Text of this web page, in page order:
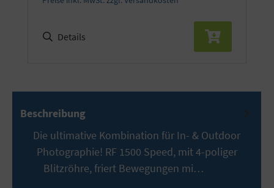
Details
Beschreibung
Die ultimative Kombination für In- & Outdoor
Photographie! RF 1500 Speed, mit 4-poliger
Blitzröhre, friert Bewegungen mi…